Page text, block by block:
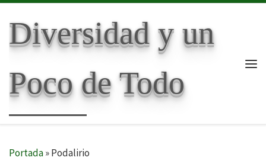
Diversidad y un
Poco de Todo
Portada»Podalirio